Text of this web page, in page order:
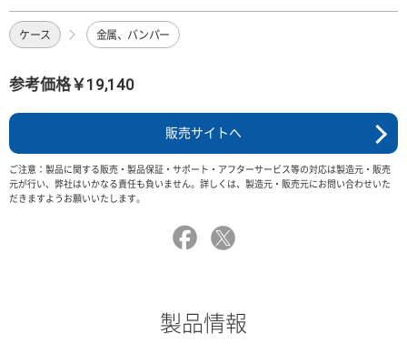
ケース 金属、バンパー
参考価格￥19,140
販売サイトへ
ご注意：製品に関する販売・製品保証・サポート・アフターサービス等の対応は製造元・販売
元が行い、弊社はいかなる責任も負いません。詳しくは、製造元・販売元にお問い合わせいた
だきますようお願いいたします。
製品情報